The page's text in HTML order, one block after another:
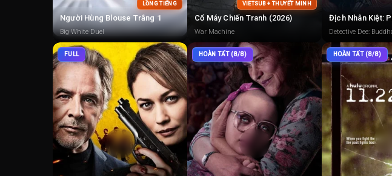
LỒNG TIẾNG
Người Hùng Blouse Trắng 1
Big White Duel
VIETSUB + THUYẾT MINH
Cổ Máy Chiến Tranh (2026)
War Machine Detective Dee:
FULL HOÀN TẤT (8/8) HOÀN TẤT (8/8)